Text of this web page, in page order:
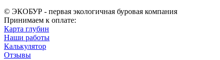
© ЭКОБУР - первая экологичная буровая компания
Принимаем к оплате:
Карта глубин
Наши работы
Калькулятор
Отзывы